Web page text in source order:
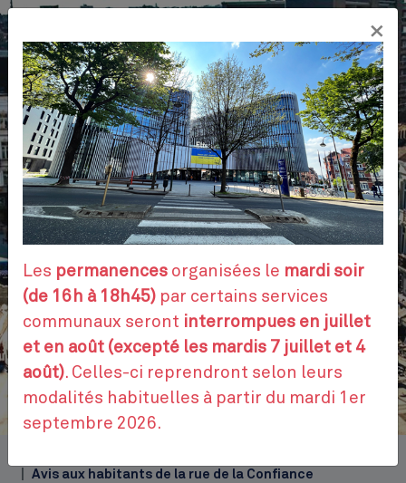
Aller
contenu
principal
Place Jourdan
VOS DÉMARCHES
RENDEZ-VOUS
CONTACTEZ-NOUS
FR
Avis aux habitants de la rue de la Confiance
×
Les permanences organisées le mardi soir
(de 16h à 18h45) par certains services
communaux seront interrompues en juillet
et en août (excepté les mardis 7 juillet et 4
août). Celles-ci reprendront selon leurs
modalités habituelles à partir du mardi 1er
septembre 2026.